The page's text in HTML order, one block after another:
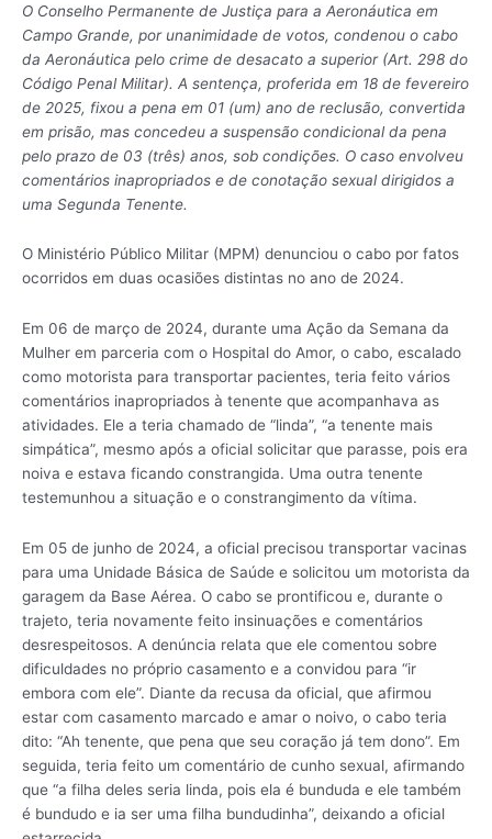
O Conselho Permanente de Justiça para a Aeronáutica em
Campo Grande, por unanimidade de votos, condenou o cabo
da Aeronáutica pelo crime de desacato a superior (Art. 298 do
Código Penal Militar). A sentença, proferida em 18 de fevereiro
de 2025, fixou a pena em 01 (um) ano de reclusão, convertida
em prisão, mas concedeu a suspensão condicional da pena
pelo prazo de 03 (três) anos, sob condições. O caso envolveu
comentários inapropriados e de conotação sexual dirigidos a
uma Segunda Tenente.
O Ministério Público Militar (MPM) denunciou o cabo por fatos
ocorridos em duas ocasiões distintas no ano de 2024.
Em 06 de março de 2024, durante uma Ação da Semana da
Mulher em parceria com o Hospital do Amor, o cabo, escalado
como motorista para transportar pacientes, teria feito vários
comentários inapropriados à tenente que acompanhava as
atividades. Ele a teria chamado de “linda”, “a tenente mais
simpática”, mesmo após a oficial solicitar que parasse, pois era
noiva e estava ficando constrangida. Uma outra tenente
testemunhou a situação e o constrangimento da vítima.
Em 05 de junho de 2024, a oficial precisou transportar vacinas
para uma Unidade Básica de Saúde e solicitou um motorista da
garagem da Base Aérea. O cabo se prontificou e, durante o
trajeto, teria novamente feito insinuações e comentários
desrespeitosos. A denúncia relata que ele comentou sobre
dificuldades no próprio casamento e a convidou para “ir
embora com ele”. Diante da recusa da oficial, que afirmou
estar com casamento marcado e amar o noivo, o cabo teria
dito: “Ah tenente, que pena que seu coração já tem dono”. Em
seguida, teria feito um comentário de cunho sexual, afirmando
que “a filha deles seria linda, pois ela é bunduda e ele também
é bundudo e ia ser uma filha bundudinha”, deixando a oficial